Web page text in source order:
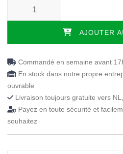
AJOUTER
Commandé en semaine avant
En stock dans notre propre
ouvrable
Livraison toujours gratuite vers
Payez en toute sécurité et
souhaitez